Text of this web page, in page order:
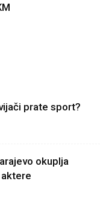
prate sport?
okuplja